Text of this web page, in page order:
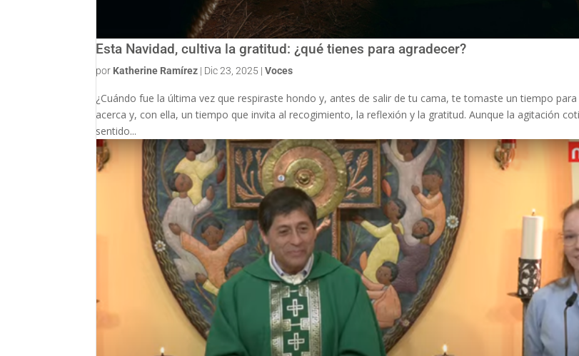
Esta Navidad, cultiva la gratitud: ¿qué tienes para agradecer?
por Katherine Ramírez | Dic 23, 2025 |Voces
¿Cuándo fue la última vez que respiraste hondo y, antes de salir de tu cama, te tomaste un tiempo para
acerca y, con ella, un tiempo que invita al recogimiento, la reflexión y la gratitud. Aunque la agitación
sentido...